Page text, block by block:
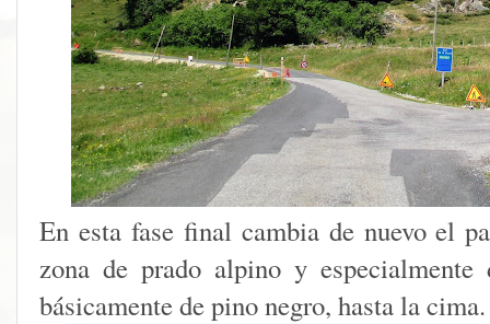
En esta fase final cambia de nuevo el
zona de prado alpino y especialmente
básicamente de pino negro, hasta la cima.